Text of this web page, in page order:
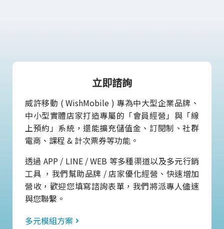
立即諮詢
威許移動 ( WishMobile ) 專為中大型企業品牌、
中小型實體店家打造專屬的「會員經營」與「線
上預約」系統，還能擴充儲值金、訂閱制、社群
電商、課程 & 計次票券等功能。
透過 APP / LINE / WEB 等多種渠道以及多元行銷
工具 ，我們幫助品牌 / 店家優化經營、快速增加
營收，歡迎您填寫諮詢表單，我們將派專人儘速
與您聯繫。
多元模組方案